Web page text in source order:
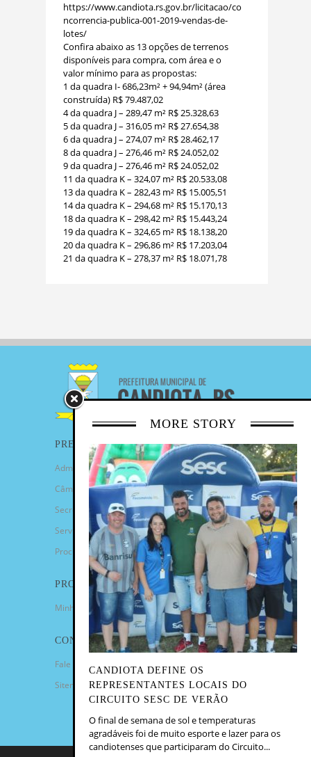
https://www.candiota.rs.gov.br/licitacao/co
ncorrencia-publica-001-2019-vendas-de-
lotes/
Confira abaixo as 13 opções de terrenos
disponíveis para compra, com área e o
valor mínimo para as propostas:
1 da quadra I- 686,23m² + 94,94m² (área
construída) R$ 79.487,02
4 da quadra J – 289,47 m² R$ 25.328,63
5 da quadra J – 316,05 m² R$ 27.654,38
6 da quadra J – 274,07 m² R$ 28.462,17
8 da quadra J – 276,46 m² R$ 24.052,02
9 da quadra J – 276,46 m² R$ 24.052,02
11 da quadra K – 324,07 m² R$ 20.533,08
13 da quadra K – 282,43 m² R$ 15.005,51
14 da quadra K – 294,68 m² R$ 15.170,13
18 da quadra K – 298,42 m² R$ 15.443,24
19 da quadra K – 324,65 m² R$ 18.138,20
20 da quadra K – 296,86 m² R$ 17.203,04
21 da quadra K – 278,37 m² R$ 18.071,78
MORE STORY
CANDIOTA DEFINE OS
REPRESENTANTES LOCAIS DO
CIRCUITO SESC DE VERÃO
O final de semana de sol e temperaturas
agradáveis foi de muito esporte e lazer para os
candiotenses que participaram do Circuito...
PREFEITURA
Administração Municipal
Câmara de Vereadores
Secretarias
Serviços
Procuradoria Geral
PROGRAMAS
Minha Casa Minha Vida
CONTATO
Fale Conosco
Sitemap